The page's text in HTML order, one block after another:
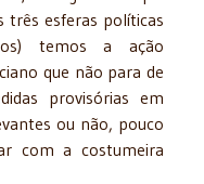
três esferas políticas
temos a ação
que não para de
provisórias em
ou não, pouco
com a costumeira